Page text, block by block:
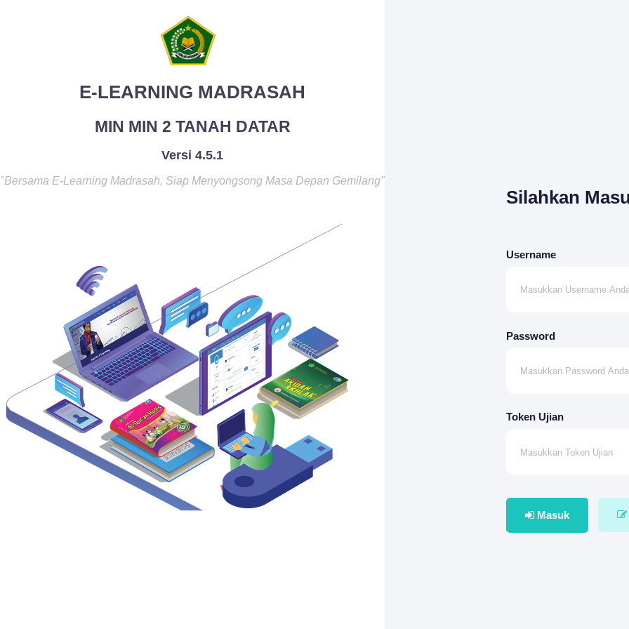
E-LEARNING MADRASAH
MIN MIN 2 TANAH DATAR
Versi 4.5.1
"Bersama E-Learning Madrasah, Siap Menyongsong Masa Depan Gemilang"
Silahkan
Username
Password
Token Ujian
Masuk